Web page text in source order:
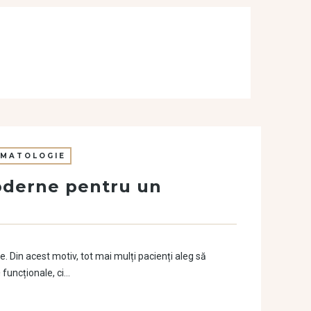
pentru un
Din acest motiv, tot mai mulți pacienți aleg să
ci…